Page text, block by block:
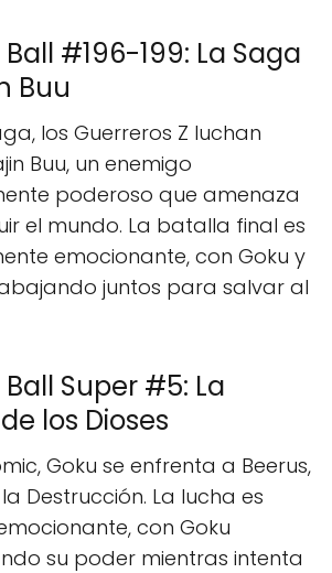
#196-199: La Saga
Buu
los Guerreros Z luchan
Buu, un enemigo
poderoso que amenaza
el mundo. La batalla final es
emocionante, con Goku y
juntos para salvar al
Super #5: La
los Dioses
Goku se enfrenta a Beerus,
Destrucción. La lucha es
con Goku
su poder mientras intenta